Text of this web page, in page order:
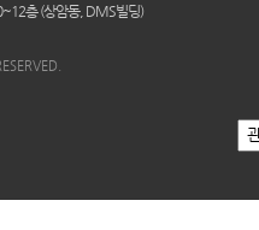
층 (상암동, DMS빌딩)